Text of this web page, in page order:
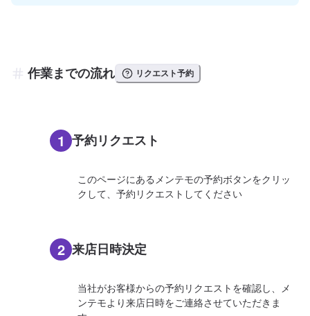
作業までの流れ リクエスト予約
1 予約リクエスト
このページにあるメンテモの予約ボタンをクリッ
クして、予約リクエストしてください
2 来店日時決定
当社がお客様からの予約リクエストを確認し、メ
ンテモより来店日時をご連絡させていただきま